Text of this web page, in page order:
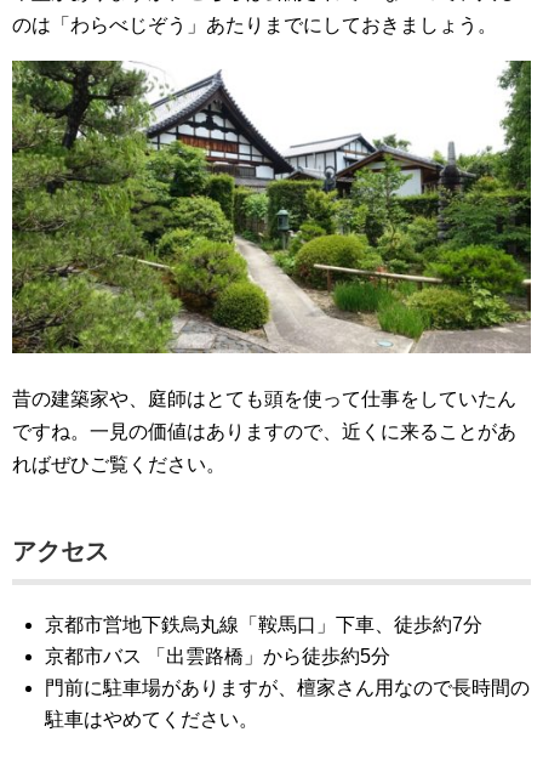
のは「わらべじぞう」あたりまでにしておきましょう。
昔の建築家や、庭師はとても頭を使って仕事をしていたん
ですね。一見の価値はありますので、近くに来ることがあ
ればぜひご覧ください。
アクセス
京都市営地下鉄烏丸線「鞍馬口」下車、徒歩約7分
京都市バス 「出雲路橋」から徒歩約5分
門前に駐車場がありますが、檀家さん用なので長時間の
駐車はやめてください。